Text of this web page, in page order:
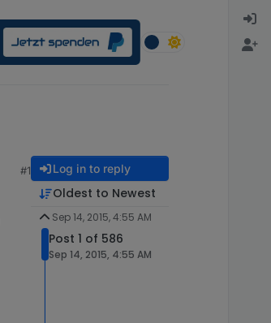
#1 Log in to reply
Oldest to Newest
Sep 14, 2015, 4:55 AM
Post 1 of 586
Sep 14, 2015, 4:55 AM